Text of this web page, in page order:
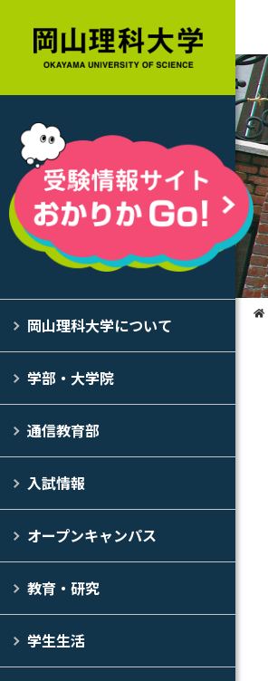
岡山理科大学について
学部・大学院
通信教育部
入試情報
オープンキャンパス
教育・研究
学生生活